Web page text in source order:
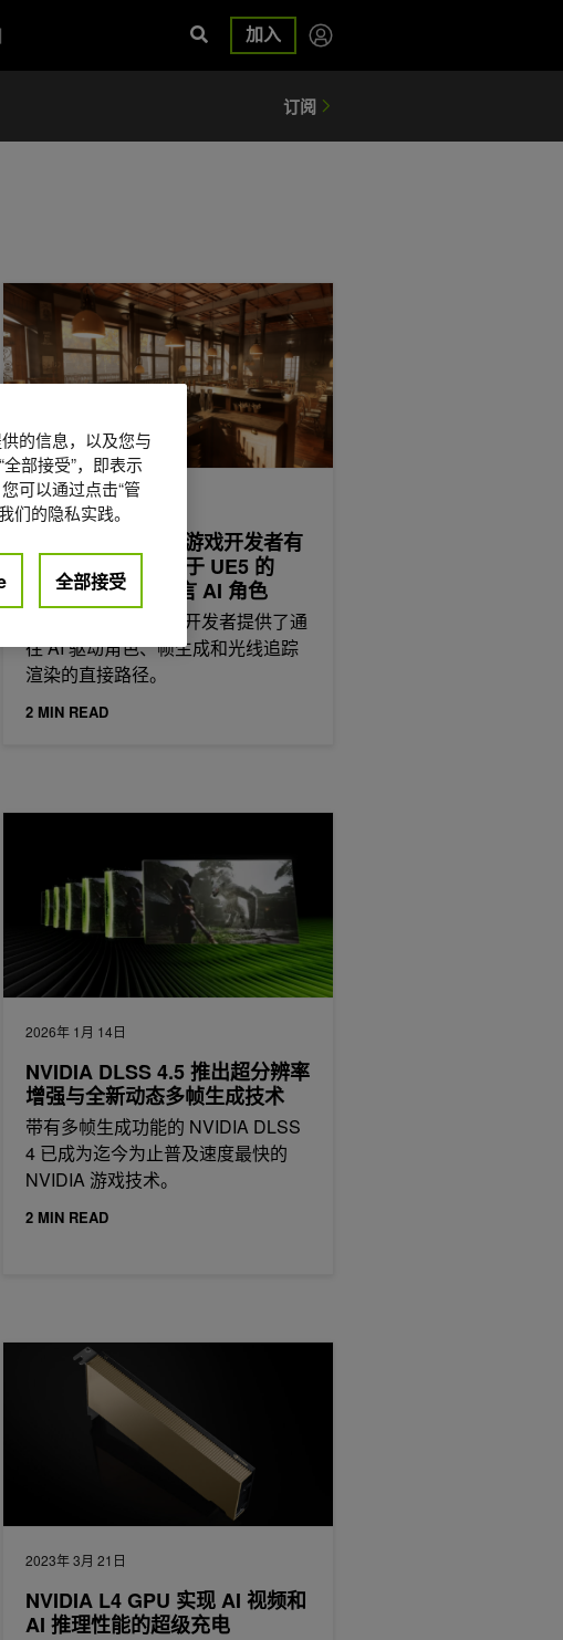
加入
”中将路径追踪技术引入 RE ENGINE
5 插件在设备上构建 AI 配套工具
2026年 5月 27日
NVIDIA RTX 面向游戏开发者有
哪些新内容：适用于 UE5 的
DLSS 4.5 和多语言 AI 角色
NVIDIA RTX 为游戏开发者提供了通
往 AI 驱动角色、帧生成和光线追踪
渲染的直接路径。
2 MIN READ
NVIDIA RTX 面向游戏开发者有哪些新内容：适用于 UE5 的 DLSS 4.5 和多
2026年 1月 14日
NVIDIA DLSS 4.5 推出超分辨率
增强与全新动态多帧生成技术
带有多帧生成功能的 NVIDIA DLSS
4 已成为迄今为止普及速度最快的
NVIDIA 游戏技术。
2 MIN READ
追踪功能
2023年 3月 21日
NVIDIA L4 GPU 实现 AI 视频和
AI 推理性能的超级充电
NVIDIA L4 GPU 实现 AI 视频和 AI 推理性能的超级充电
的信息，以及您与
部接受”，即表示
可以通过点击“管
们的隐私实践。
全部接受